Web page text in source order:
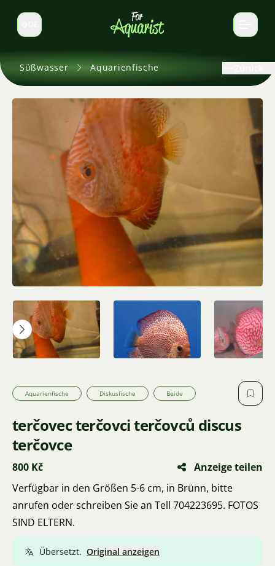
Sprache wechseln
Süßwasser Aquarienfische
Aquarienfische Diskusfische Beide
terčovec terčovci terčovců discus
terčovce
800 Kč
Anzeige teilen
Verfügbar in den Größen 5-6 cm, in Brünn, bitte
anrufen oder schreiben Sie an Tell 704223695. FOTOS
SIND ELTERN.
Übersetzt. Original anzeigen